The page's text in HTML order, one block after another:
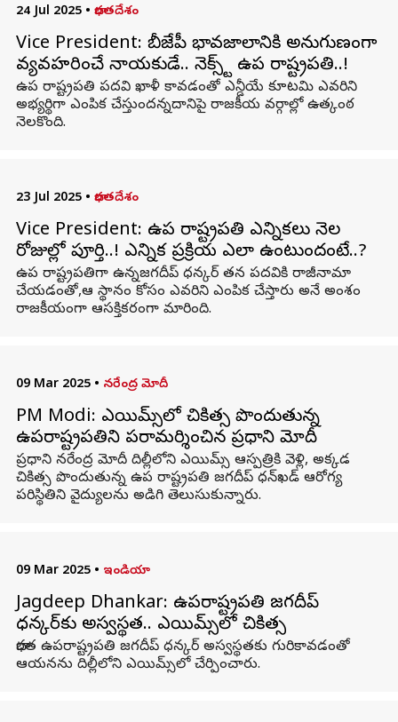
24 Jul 2025 • భారతదేశం
Vice President: బీజేపీ భావజాలానికి అనుగుణంగా
వ్యవహరించే నాయకుడే.. నెక్స్ట్ ఉప రాష్ట్రపతి..!
ఉప రాష్ట్రపతి పదవి ఖాళీ కావడంతో ఎన్డీయే కూటమి ఎవరిని
అభ్యర్థిగా ఎంపిక చేస్తుందన్నదానిపై రాజకీయ వర్గాల్లో ఉత్కంఠ
నెలకొంది.
23 Jul 2025 • భారతదేశం
Vice President: ఉప రాష్ట్రపతి ఎన్నికలు నెల
రోజుల్లో పూర్తి..! ఎన్నిక ప్రక్రియ ఎలా ఉంటుందంటే..?
ఉప రాష్ట్రపతిగా ఉన్నజగదీప్ ధన్కర్ తన పదవికి రాజీనామా
చేయడంతో,ఆ స్థానం కోసం ఎవరిని ఎంపిక చేస్తారు అనే అంశం
రాజకీయంగా ఆసక్తికరంగా మారింది.
09 Mar 2025 • నరేంద్ర మోదీ
PM Modi: ఎయిమ్స్‌లో చికిత్స పొందుతున్న
ఉపరాష్ట్రపతిని పరామర్శించిన ప్రధాని మోదీ
ప్రధాని నరేంద్ర మోదీ దిల్లీలోని ఎయిమ్స్‌ ఆస్పత్రికి వెళ్లి, అక్కడ
చికిత్స పొందుతున్న ఉప రాష్ట్రపతి జగదీప్ ధన్‌ఖడ్‌ ఆరోగ్య
పరిస్థితిని వైద్యులను అడిగి తెలుసుకున్నారు.
09 Mar 2025 • ఇండియా
Jagdeep Dhankar: ఉపరాష్ట్రపతి జగదీప్
ధన్కర్‌కు అస్వస్థత.. ఎయిమ్స్‌లో చికిత్స
భారత ఉపరాష్ట్రపతి జగదీప్ ధన్కర్ అస్వస్థతకు గురికావడంతో
ఆయనను దిల్లీలోని ఎయిమ్స్‌లో చేర్పించారు.